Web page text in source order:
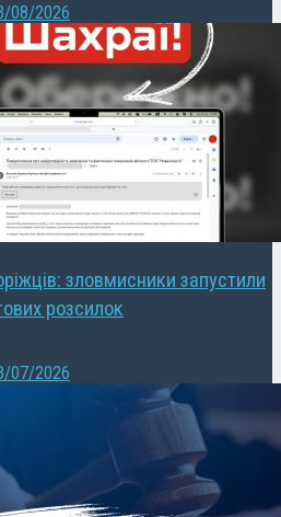
08/2026
зловмисники запустили
розсилок
07/2026